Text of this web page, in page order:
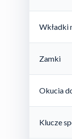
Wkładki
Zamki
Okucia
Klucze